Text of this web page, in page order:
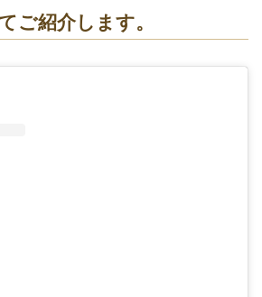
ご紹介します。